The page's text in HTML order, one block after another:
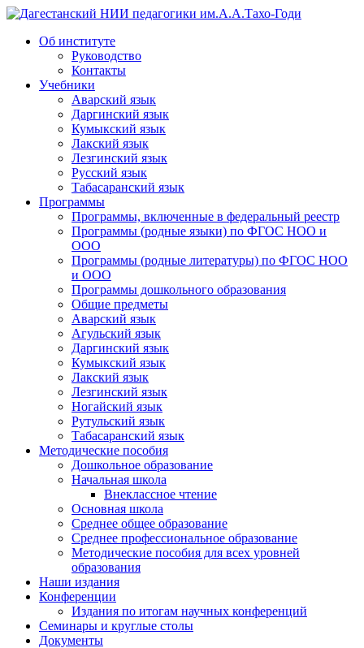
Дагестанский НИИ педагогики им.А.А.Тахо-Годи
Об институте
Руководство
Контакты
Учебники
Аварский язык
Даргинский язык
Кумыкский язык
Лакский язык
Лезгинский язык
Русский язык
Табасаранский язык
Программы
Программы, включенные в федеральный реестр
Программы (родные языки) по ФГОС НОО и
ООО
Программы (родные литературы) по ФГОС НОО
и ООО
Программы дошкольного образования
Общие предметы
Аварский язык
Агульский язык
Даргинский язык
Кумыкский язык
Лакский язык
Лезгинский язык
Ногайский язык
Рутульский язык
Табасаранский язык
Методические пособия
Дошкольное образование
Начальная школа
Внеклассное чтение
Основная школа
Среднее общее образование
Среднее профессиональное образование
Методические пособия для всех уровней
образования
Наши издания
Конференции
Издания по итогам научных конференций
Семинары и круглые столы
Документы